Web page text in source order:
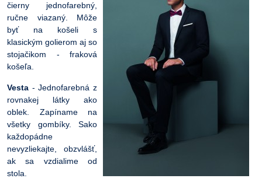
čierny jednofarebný,
ručne viazaný. Môže
byť na košeli s
klasickým golierom aj so
stojačikom - fraková
košeľa.
Vesta - Jednofarebná z
rovnakej látky ako
oblek. Zapíname na
všetky gombíky. Sako
každopádne
nevyzliekajte, obzvlášť,
ak sa vzdialime od
stola.